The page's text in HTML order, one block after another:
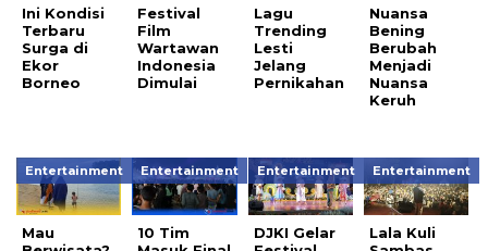
Ini Kondisi
Terbaru
Surga di
Ekor
Borneo
Festival
Film
Wartawan
Indonesia
Dimulai
Lagu
Trending
Lesti
Jelang
Pernikahan
Nuansa
Bening
Berubah
Menjadi
Nuansa
Keruh
Entertainment
Mau
Entertainment
10 Tim
Entertainment
DJKI Gelar
Entertainment
Lala Kuli